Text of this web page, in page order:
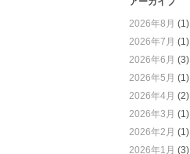
2026年8月 (1)
2026年7月 (1)
2026年6月 (3)
2026年5月 (1)
2026年4月 (2)
2026年3月 (1)
2026年2月 (1)
2026年1月 (3)